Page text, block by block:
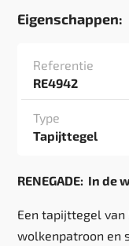
Eigenschappen:
Referentie
RE4942
Type
Tapijttegel
RENEGADE: In de
Een tapijttegel
wolkenpatroon en